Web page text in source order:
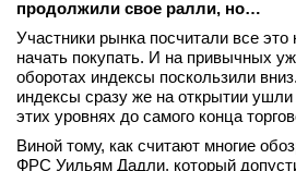
Интервью
вконтакте
телеграм
продолжили свое ралли, но…
Участники рынка посчитали все
начать покупать. И на привычных
оборотах индексы поскользили
индексы сразу же на открытии ушли
этих уровнях до самого конца
Виной тому, как считают многие
ФРС Уильям Дадли, который